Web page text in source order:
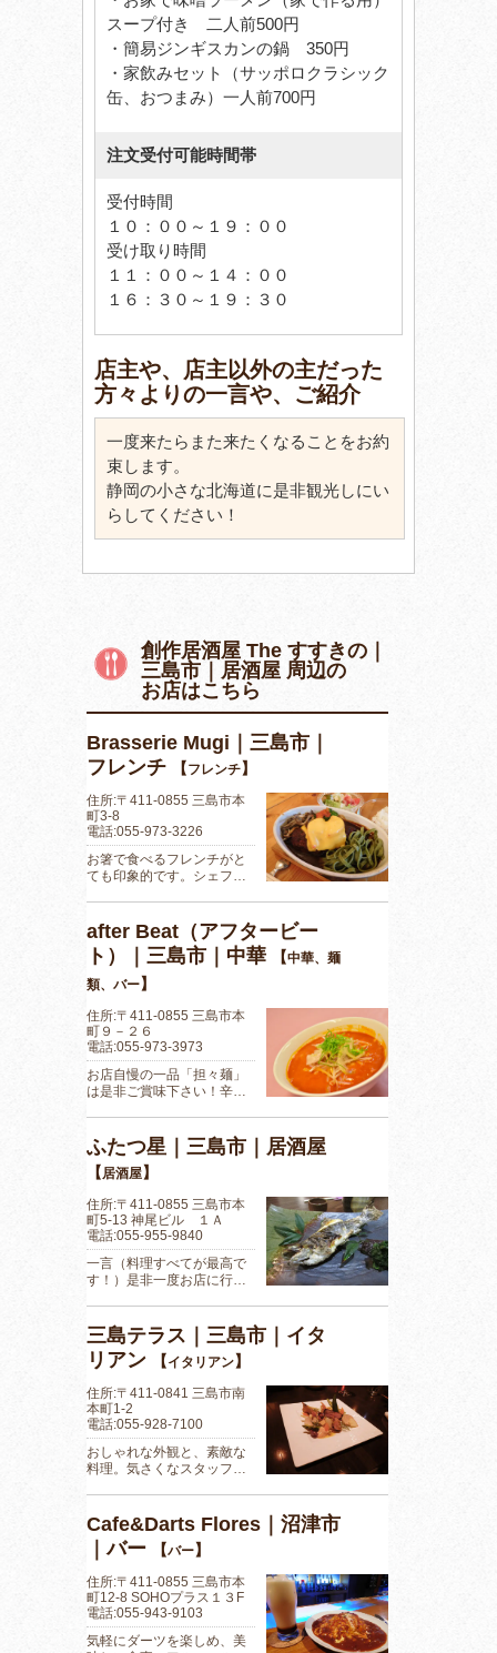
スープ付き 二人前500円
・簡易ジンギスカンの鍋 350円
・家飲みセット（サッポロクラシック
缶、おつまみ）一人前700円
注文受付可能時間帯
受付時間
１０：００～１９：００
受け取り時間
１１：００～１４：００
１６：３０～１９：３０
店主や、店主以外の主だった
方々よりの一言や、ご紹介
一度来たらまた来たくなることをお約
束します。
静岡の小さな北海道に是非観光しにい
らしてください！
創作居酒屋 The すすきの｜
三島市｜居酒屋 周辺の
お店はこちら
Brasserie Mugi｜三島市｜
フレンチ
【フレンチ】
住所:〒411-0855 三島市本
町3-8
電話:055-973-3226
お箸で食べるフレンチがと
ても印象的です。シェフ…
after Beat（アフタービー
ト）｜三島市｜中華
【中華、麺
類、バー】
住所:〒411-0855 三島市本
町９－２６
電話:055-973-3973
お店自慢の一品「担々麺」
は是非ご賞味下さい！辛…
ふたつ星｜三島市｜居酒屋
【居酒屋】
住所:〒411-0855 三島市本
町5-13 神尾ビル １Ａ
電話:055-955-9840
一言（料理すべてが最高で
す！）是非一度お店に行…
三島テラス｜三島市｜イタ
リアン
【イタリアン】
住所:〒411-0841 三島市南
本町1-2
電話:055-928-7100
おしゃれな外観と、素敵な
料理。気さくなスタッフ…
Cafe&Darts Flores｜沼津市
｜バー
【バー】
住所:〒411-0855 三島市本
町12-8 SOHOプラス１３F
電話:055-943-9103
気軽にダーツを楽しめ、美